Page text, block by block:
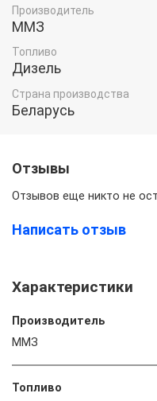
Производитель
ММЗ
Топливо
Дизель
Страна производства
Беларусь
Отзывы
Отзывов еще никто не
Написать отзыв
Характеристики
Производитель
ММЗ
Топливо